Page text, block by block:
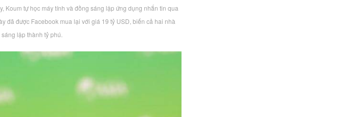
Koum tự học máy tính và đồng sáng lập ứng dụng nhắn tin qua
đã được Facebook mua lại với giá 19 tỷ USD, biến cả hai nhà
lập thành tỷ phú.